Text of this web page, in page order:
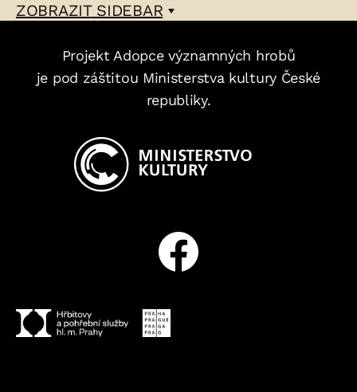
ZOBRAZITSIDEBAR
Projekt Adopce významných hrobů
je pod záštitou Ministerstva kultury České
republiky.
Facebook